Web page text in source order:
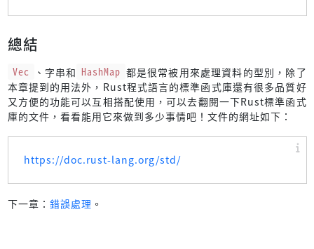
總結
Vec 、字串和 HashMap 都是很常被用來處理資料的型別，除了
本章提到的用法外，Rust程式語言的標準函式庫還有很多品質好
又方便的功能可以互相搭配使用，可以去翻閱一下Rust標準函式
庫的文件，看看能用它來做到多少事情吧！文件的網址如下：
https://doc.rust-lang.org/std/
下一章： 錯誤處理 。